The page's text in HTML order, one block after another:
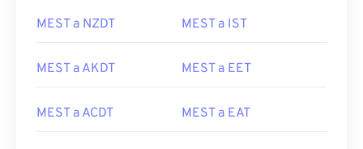
MEST a NZDT MEST a IST
MEST a AKDT MEST a EET
MEST a ACDT MEST a EAT